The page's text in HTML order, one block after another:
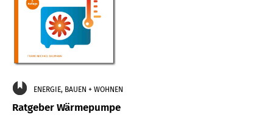
ENERGIE, BAUEN + WOHNEN
Ratgeber Wärmepumpe